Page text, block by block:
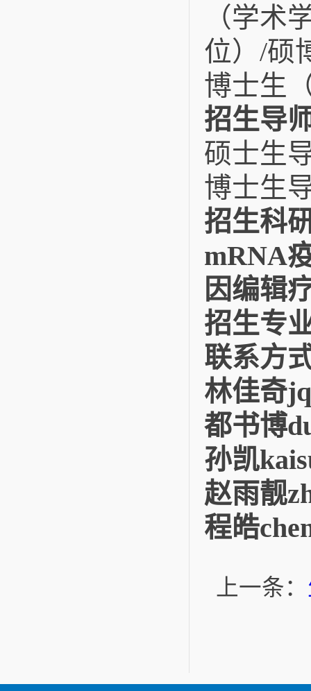
（学术
位）/硕
博士生
招生导
硕士生
博士生
招生科
mRNA
因编辑
招生专
联系方
林佳奇
都书博
孙凯
赵雨靓
程皓
上一条：